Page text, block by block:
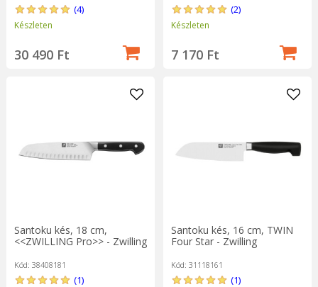
(4)
Készleten
30 490 Ft
(2)
Készleten
7 170 Ft
Santoku kés, 18 cm,
<<ZWILLING Pro>> - Zwilling
Kód: 38408181
(1)
Santoku kés, 16 cm, TWIN
Four Star - Zwilling
Kód: 31118161
(1)